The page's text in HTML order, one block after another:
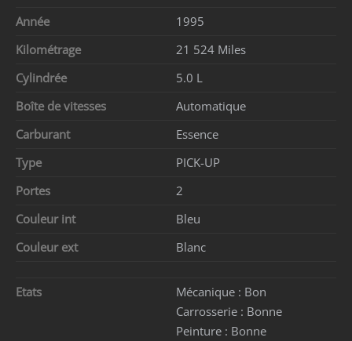
Année
1995
Kilométrage
21 524 Miles
Cylindrée
5.0 L
Boîte de vitesses
Automatique
Carburant
Essence
Type
PICK-UP
Portes
2
Couleur int
Bleu
Couleur ext
Blanc
Etats Mécanique : Bon
Carrosserie : Bonne
Peinture : Bonne